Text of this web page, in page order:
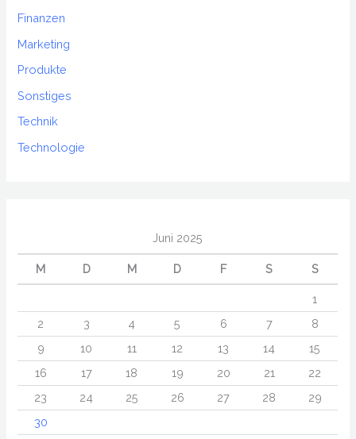
Finanzen
Marketing
Produkte
Sonstiges
Technik
Technologie
Juni 2025
M D M D F S S
1
2
3 4 5 6 7
8
9
10 11 12 13 14
15
16
17 18 19 20 21
22
23
24 25 26 27 28
29
30